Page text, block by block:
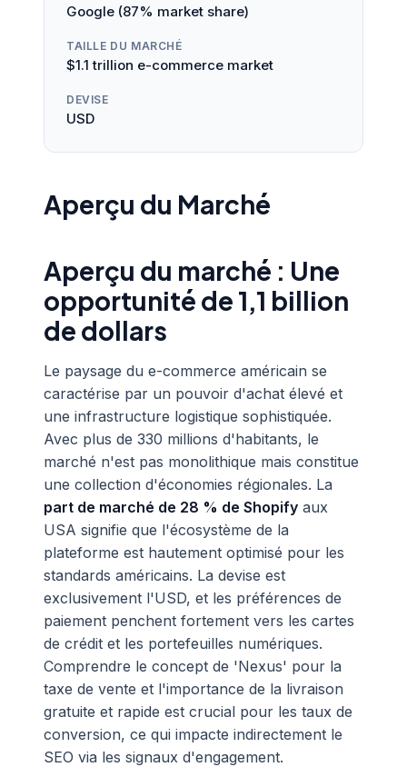
Google (87% market share)
TAILLE DU MARCHÉ
$1.1 trillion e-commerce market
DEVISE
USD
Aperçu du Marché
Aperçu du marché : Une
opportunité de 1,1 billion
de dollars
Le paysage du e-commerce américain se
caractérise par un pouvoir d'achat élevé et
une infrastructure logistique sophistiquée.
Avec plus de 330 millions d'habitants, le
marché n'est pas monolithique mais constitue
une collection d'économies régionales. La
part de marché de 28 % de Shopify aux
USA signifie que l'écosystème de la
plateforme est hautement optimisé pour les
standards américains. La devise est
exclusivement l'USD, et les préférences de
paiement penchent fortement vers les cartes
de crédit et les portefeuilles numériques.
Comprendre le concept de 'Nexus' pour la
taxe de vente et l'importance de la livraison
gratuite et rapide est crucial pour les taux de
conversion, ce qui impacte indirectement le
SEO via les signaux d'engagement.